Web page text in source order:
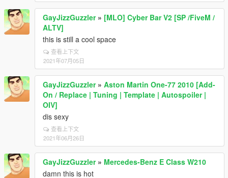
GayJizzGuzzler» [MLO] Cyber Bar V2 [SP /FiveM /
ALTV]
this is still a cool space
查看上下文
2021年07月05日
GayJizzGuzzler» Aston Martin One-77 2010 [Add-
On / Replace | Tuning | Template | Autospoiler |
OIV]
dis sexy
查看上下文
2021年06月26日
GayJizzGuzzler» Mercedes-Benz E Class W210
damn this is hot